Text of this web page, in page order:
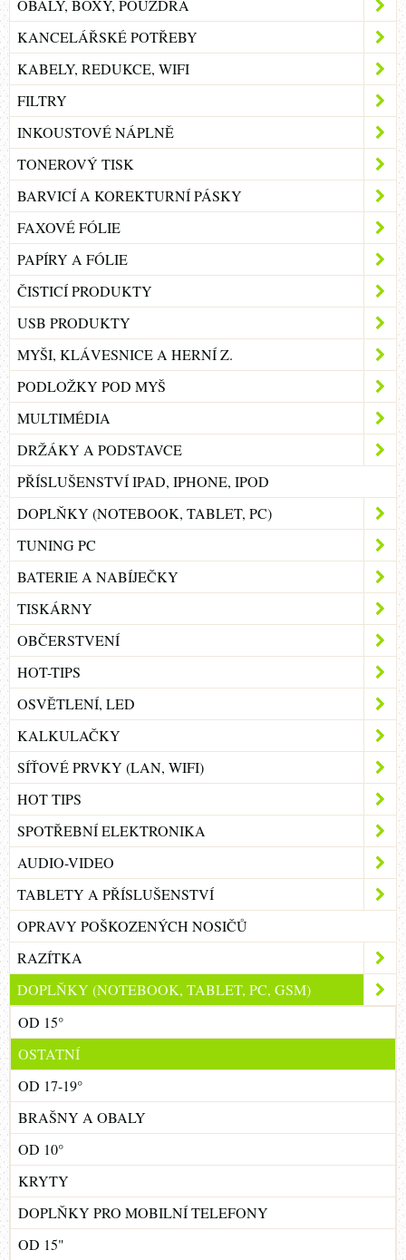
OBALY, BOXY, POUZDRA
KANCELÁŘSKÉ POTŘEBY
KABELY, REDUKCE, WIFI
FILTRY
INKOUSTOVÉ NÁPLNĚ
TONEROVÝ TISK
BARVICÍ A KOREKTURNÍ PÁSKY
FAXOVÉ FÓLIE
PAPÍRY A FÓLIE
ČISTICÍ PRODUKTY
USB PRODUKTY
MYŠI, KLÁVESNICE A HERNÍ Z.
PODLOŽKY POD MYŠ
MULTIMÉDIA
DRŽÁKY A PODSTAVCE
PŘÍSLUŠENSTVÍ IPAD, IPHONE, IPOD
DOPLŇKY (NOTEBOOK, TABLET, PC)
TUNING PC
BATERIE A NABÍJEČKY
TISKÁRNY
OBČERSTVENÍ
HOT-TIPS
OSVĚTLENÍ, LED
KALKULAČKY
SÍŤOVÉ PRVKY (LAN, WIFI)
HOT TIPS
SPOTŘEBNÍ ELEKTRONIKA
AUDIO-VIDEO
TABLETY A PŘÍSLUŠENSTVÍ
OPRAVY POŠKOZENÝCH NOSIČŮ
RAZÍTKA
DOPLŇKY (NOTEBOOK, TABLET, PC, GSM)
OD 15°
OSTATNÍ
OD 17-19°
BRAŠNY A OBALY
OD 10°
KRYTY
DOPLŇKY PRO MOBILNÍ TELEFONY
OD 15"